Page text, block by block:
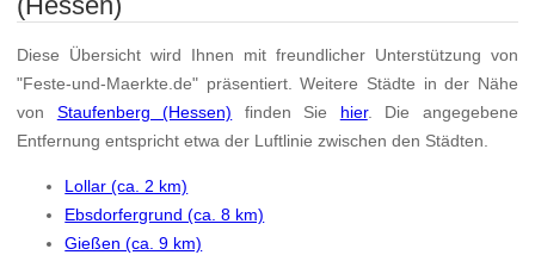
Diese Übersicht wird Ihnen mit freundlicher Unterstützung von
"Feste-und-Maerkte.de" präsentiert. Weitere Städte in der Nähe
von Staufenberg (Hessen) finden Sie hier. Die angegebene
Entfernung entspricht etwa der Luftlinie zwischen den Städten.
Lollar (ca. 2 km)
Ebsdorfergrund (ca. 8 km)
Gießen (ca. 9 km)